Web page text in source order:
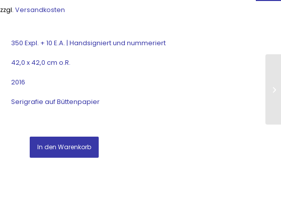
zzgl. Versandkosten
350 Expl. + 10 E.A. | Handsigniert und nummeriert
42,0 x 42,0 cm o.R.
2016
Serigrafie auf Büttenpapier
In den Warenkorb